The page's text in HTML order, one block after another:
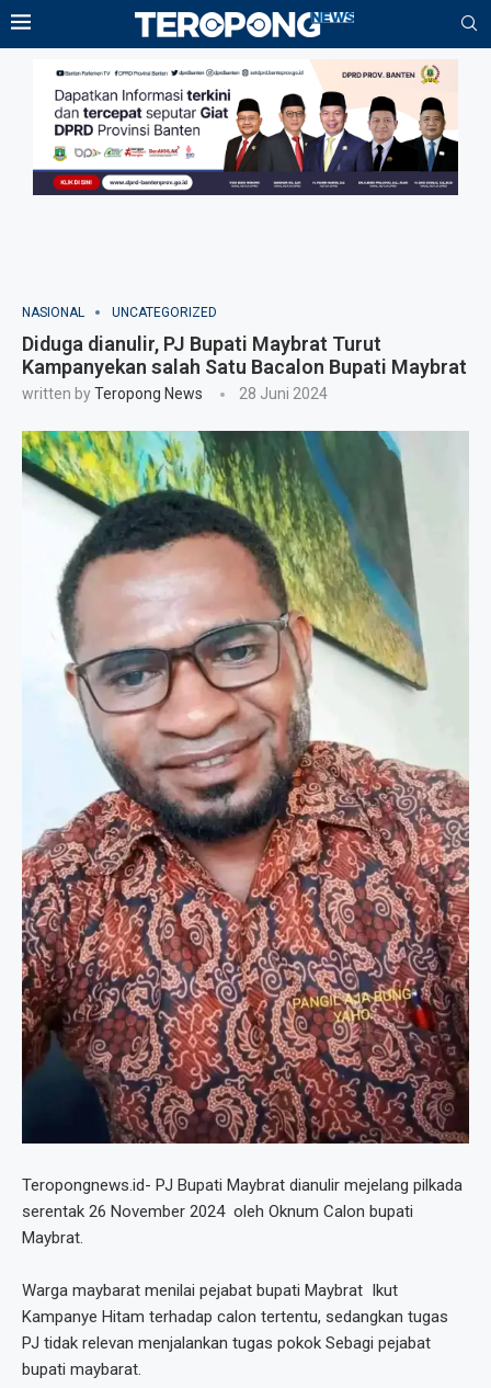
NASIONAL UNCATEGORIZED
Diduga dianulir, PJ Bupati Maybrat Turut
Kampanyekan salah Satu Bacalon Bupati Maybrat
written byTeropong News 28 Juni 2024
Teropongnews.id- PJ Bupati Maybrat dianulir mejelang pilkada
serentak 26 November 2024 oleh Oknum Calon bupati
Maybrat.
Warga maybarat menilai pejabat bupati Maybrat Ikut
Kampanye Hitam terhadap calon tertentu, sedangkan tugas
PJ tidak relevan menjalankan tugas pokok Sebagi pejabat
bupati maybarat.